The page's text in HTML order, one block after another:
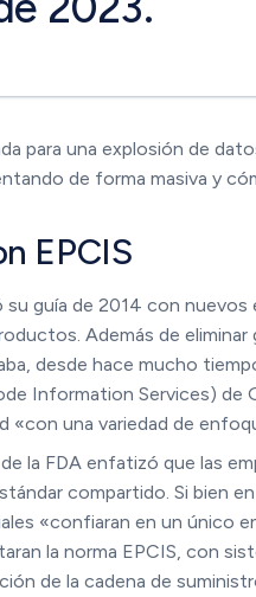
para una explosión de
de forma masiva y
EPCIS
su guía de 2014 con
Además de
desde hace mucho
Information Services) de
«con una variedad de
la FDA enfatizó que las
compartido. Si bien
«confiaran en un único
la norma EPCIS, con
de la cadena de